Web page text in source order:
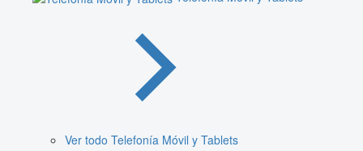
Ver todo Telefonía Móvil y Tablets